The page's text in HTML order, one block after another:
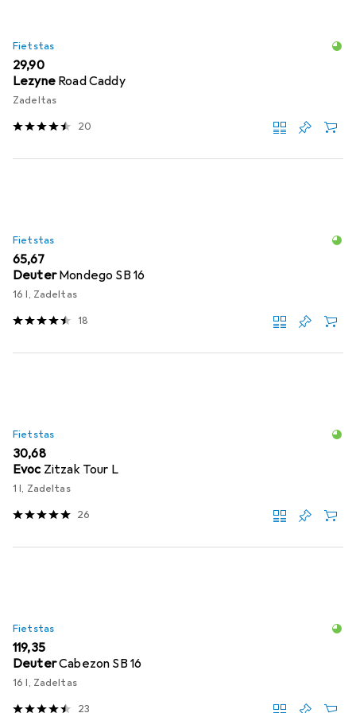
Fietstas
EUR
29,90
Lezyne Road Caddy
Zadeltas
20
Fietstas
EUR
65,67
Deuter Mondego SB 16
16 l, Zadeltas
18
Fietstas
EUR
30,68
Evoc Zitzak Tour L
1 l, Zadeltas
26
Fietstas
EUR
119,35
DeuterCabezon SB 16
16 l, Zadeltas
23